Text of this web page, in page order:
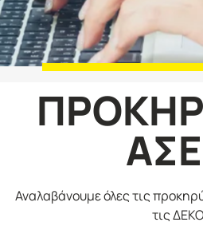
Αναλαβάνουμε όλες τις
τις ΔΕΚΟ